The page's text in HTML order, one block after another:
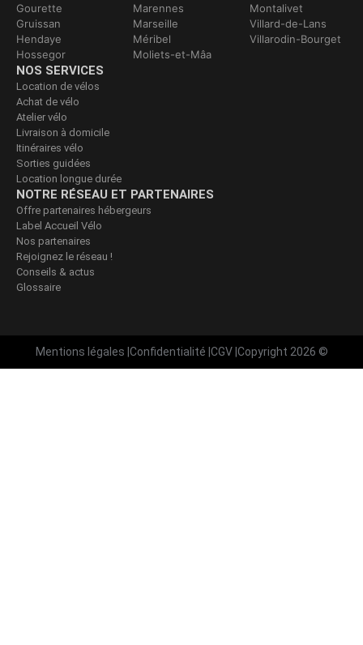
Gourette
Gruissan
Hendaye
Hossegor
Marennes
Marseille
Méribel
Moliets-et-Mâa
Montalivet
Villard-de-Lans
Villarodin-Bourget
NOS SERVICES
Location de vélos
Achat de vélo
Atelier vélo
Livraison à domicile
Itinéraires vélo
Sorties guidées
Location longue durée
NOTRE RÉSEAU ET PARTENAIRES
Offre partenaires hébergeurs
Label Accueil Vélo
Nos partenaires
Rejoignez le réseau !
Conseils & actus
Glossaire
Mentions légales Confidentialité CGV| Copyright 2026 ©